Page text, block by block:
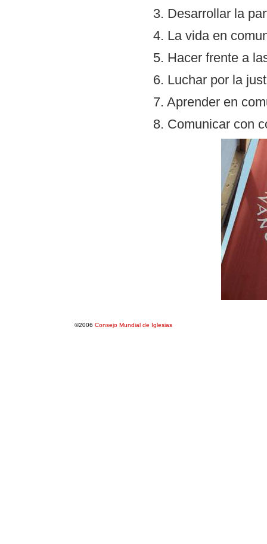
3. Desarrollar la
4. La vida en
5. Hacer frente a
6. Luchar por la
7. Aprender en
8. Comunicar con
©2006 Consejo Mundial de Iglesias